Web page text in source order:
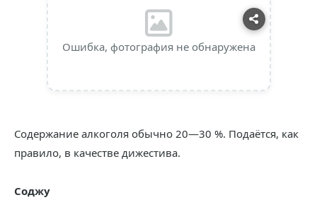
Ошибка, фотография не обнаружена
Содержание алкоголя обычно 20—30 %. Подаётся, как
правило, в качестве дижестива.
Соджу